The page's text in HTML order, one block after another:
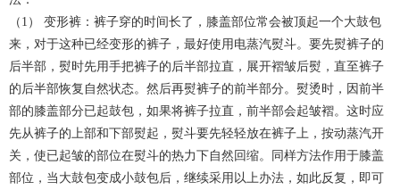
（1） 变形裤：裤子穿的时间长了，膝盖部位常会被顶起一个大鼓包
来，对于这种已经变形的裤子，最好使用电蒸汽熨斗。要先熨裤子的
后半部，熨时先用手把裤子的后半部拉直，展开褶皱后熨，直至裤子
的后半部恢复自然状态。然后再熨裤子的前半部分。熨烫时，因前半
部的膝盖部分已起鼓包，如果将裤子拉直，前半部会起皱褶。这时应
先从裤子的上部和下部熨起，熨斗要先轻轻放在裤子上，按动蒸汽开
关，使已起皱的部位在熨斗的热力下自然回缩。同样方法作用于膝盖
部位，当大鼓包变成小鼓包后，继续采用以上办法，如此反复，即可